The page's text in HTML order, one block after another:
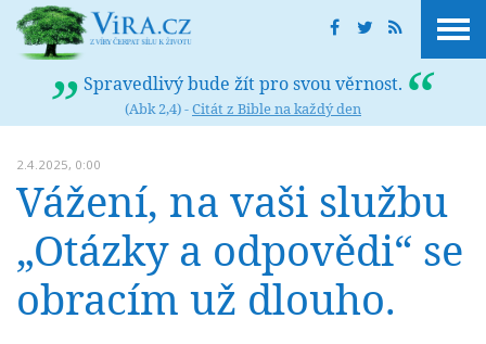
Spravedlivý bude žít pro svou věrnost.
(Abk 2,4) -Citát z Bible na každý den
2.4.2025, 0:00
Vážení, na vaši službu
„Otázky a odpovědi“ se
obracím už dlouho.